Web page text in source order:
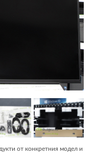
от конкретния модел и